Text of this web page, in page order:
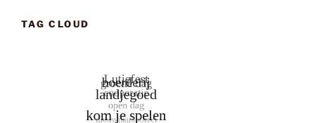
TAG CLOUD